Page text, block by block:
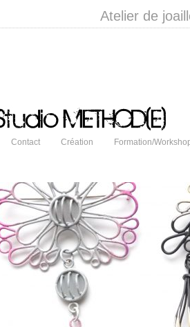
Atelier de
Contact Création Formation/